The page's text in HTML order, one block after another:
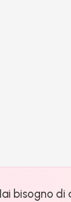
bisogno di